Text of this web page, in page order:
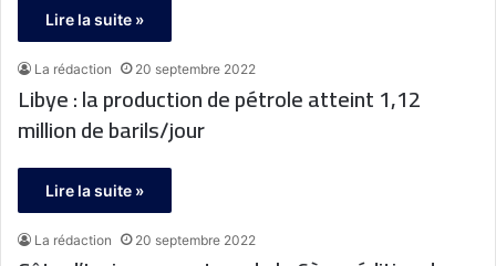
Lire la suite »
La rédaction 20 septembre 2022
Libye : la production de pétrole atteint 1,12
million de barils/jour
Lire la suite »
La rédaction 20 septembre 2022